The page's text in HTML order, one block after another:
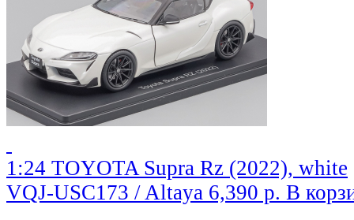
1:24 TOYOTA Supra Rz (2022), white
VQJ-USC173 / Altaya 6,390 р. В